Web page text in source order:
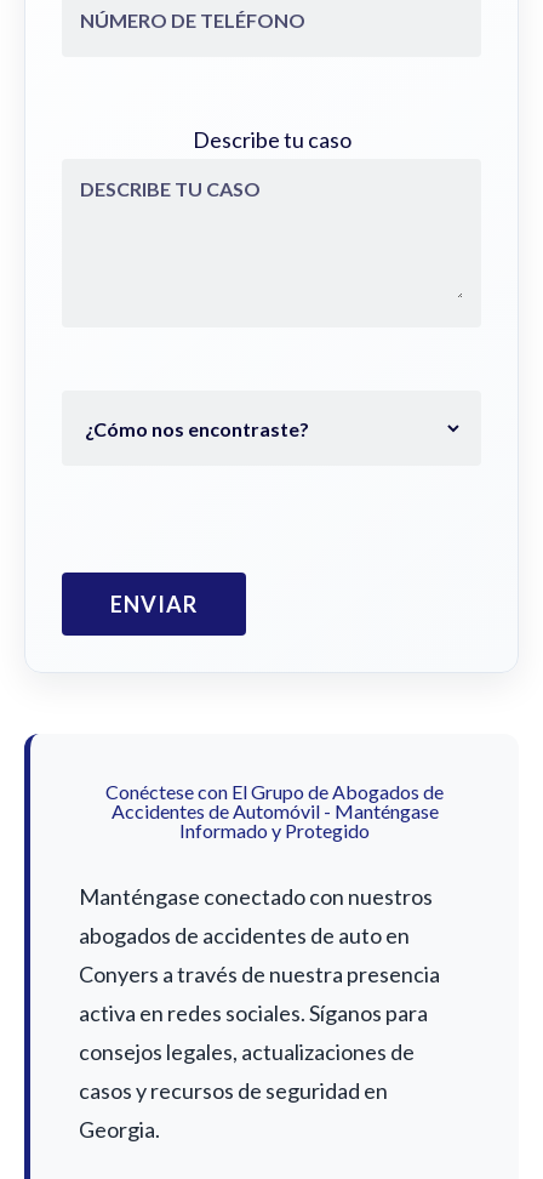
Describe tu caso
Conéctese con El Grupo de Abogados de
Accidentes de Automóvil - Manténgase
Informado y Protegido
Manténgase conectado con nuestros
abogados de accidentes de auto en
Conyers a través de nuestra presencia
activa en redes sociales. Síganos para
consejos legales, actualizaciones de
casos y recursos de seguridad en
Georgia.